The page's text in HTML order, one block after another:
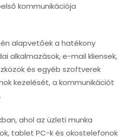
kommunikációja
alapvetőek a hatékony
alkalmazások, e-mail kliensek,
és egyéb szoftverek
kezelését, a kommunikációt
ahol az üzleti munka
tablet PC-k és okostelefonok